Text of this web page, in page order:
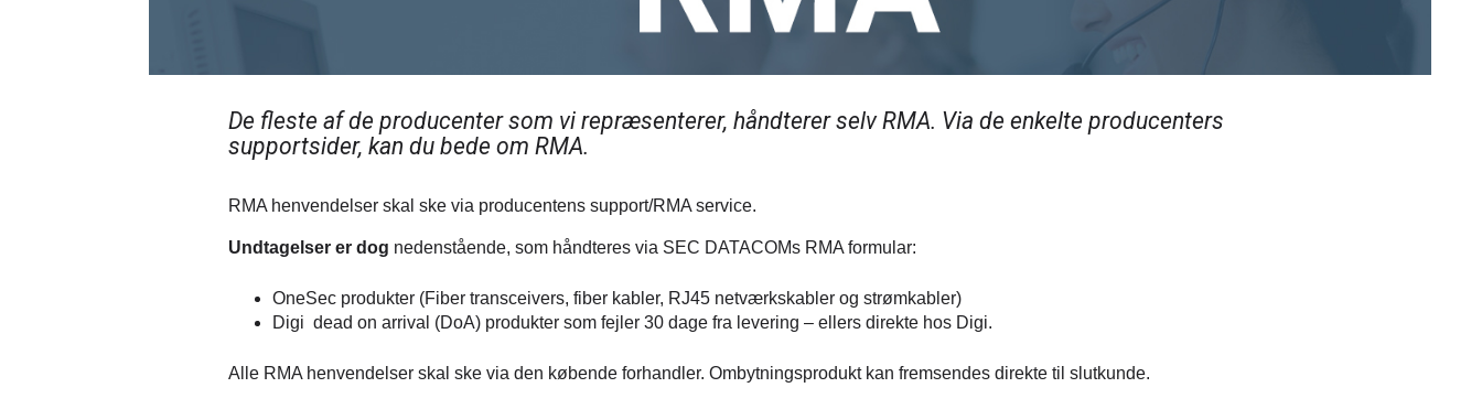
De fleste af de producenter som vi repræsenterer, håndterer selv RMA. Via de enkelte producenters
supportsider, kan du bede om RMA.
RMA henvendelser skal ske via producentens support/RMA service.
Undtagelser er dog nedenstående, som håndteres via SEC DATACOMs RMA formular:
OneSec produkter (Fiber transceivers, fiber kabler, RJ45 netværkskabler og strømkabler)
Digi dead on arrival (DoA) produkter som fejler 30 dage fra levering – ellers direkte hos Digi.
Alle RMA henvendelser skal ske via den købende forhandler. Ombytningsprodukt kan fremsendes direkte til slutkunde.